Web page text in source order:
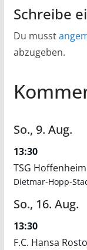
Schreibe
Du musst
abzugeben.
So., 9. Aug.
13:30
TSG
Dietmar-Hopp-
So., 16. Aug.
13:30
F.C. Hansa